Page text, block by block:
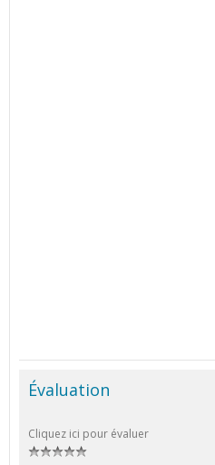
Évaluation
Cliquez ici pour évaluer